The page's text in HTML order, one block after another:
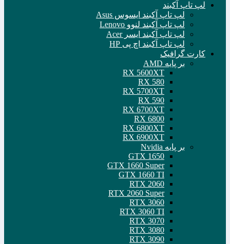
لپ تاپ آکبند
لپ تاپ آکبند ایسوس Asus
لپ تاپ آکبند لنوو Lenovo
لپ تاپ آکبند ایسر Acer
لپ تاپ آکبند اچ پی HP
کارت گرافیک
بر پایه AMD
RX 5600XT
RX 580
RX 5700XT
RX 590
RX 6700XT
RX 6800
RX 6800XT
RX 6900XT
بر پایه Nvidia
GTX 1650
GTX 1660 Super
GTX 1660 TI
RTX 2060
RTX 2060 Super
RTX 3060
RTX 3060 TI
RTX 3070
RTX 3080
RTX 3090